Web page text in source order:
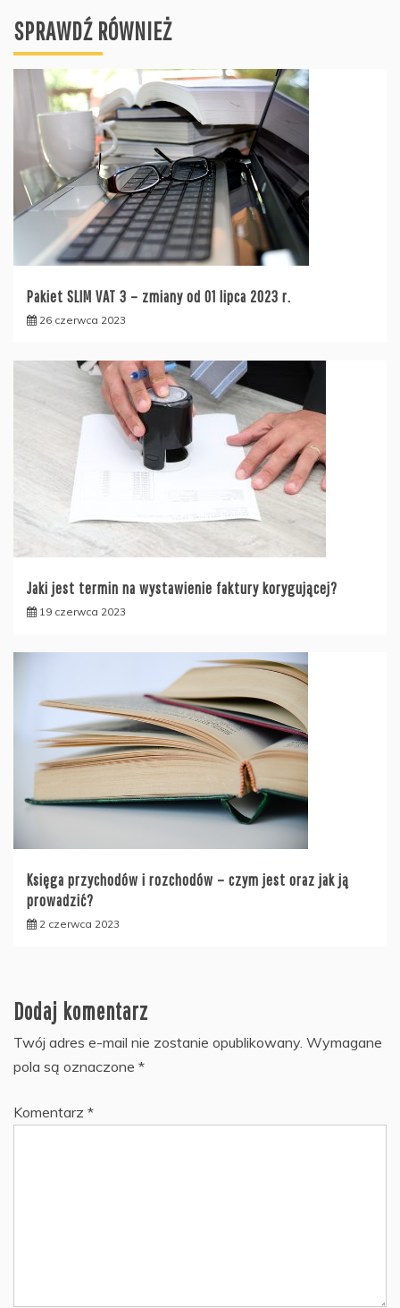
SPRAWDŹ RÓWNIEŻ
Pakiet SLIM VAT 3 – zmiany od 01 lipca 2023 r.
26 czerwca 2023
Jaki jest termin na wystawienie faktury korygującej?
19 czerwca 2023
Księga przychodów i rozchodów – czym jest oraz jak ją
prowadzić?
2 czerwca 2023
Dodaj komentarz
Twój adres e-mail nie zostanie opublikowany. Wymagane
pola są oznaczone *
Komentarz *